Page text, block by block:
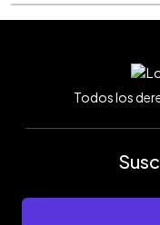
Todos los